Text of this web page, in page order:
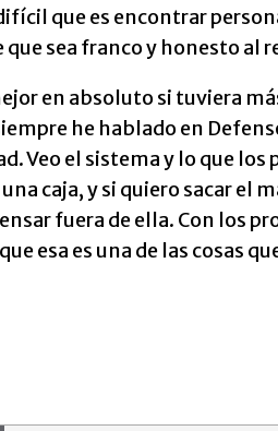
que es encontrar
sea franco y honesto al
en absoluto si tuviera
he hablado en
Veo el sistema y lo que los
caja, y si quiero sacar el
fuera de ella. Con los
esa es una de las cosas